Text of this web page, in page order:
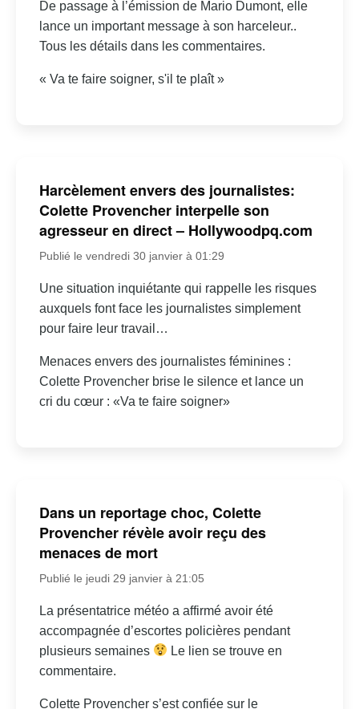
De passage à l’émission de Mario Dumont, elle
lance un important message à son harceleur..
Tous les détails dans les commentaires.
« Va te faire soigner, s'il te plaît »
Harcèlement envers des journalistes:
Colette Provencher interpelle son
agresseur en direct – Hollywoodpq.com
Publié le vendredi 30 janvier à 01:29
Une situation inquiétante qui rappelle les risques
auxquels font face les journalistes simplement
pour faire leur travail…
Menaces envers des journalistes féminines :
Colette Provencher brise le silence et lance un
cri du cœur : «Va te faire soigner»
Dans un reportage choc, Colette
Provencher révèle avoir reçu des
menaces de mort
Publié le jeudi 29 janvier à 21:05
La présentatrice météo a affirmé avoir été
accompagnée d’escortes policières pendant
plusieurs semaines
Le lien se trouve en
commentaire.
Colette Provencher s’est confiée sur le